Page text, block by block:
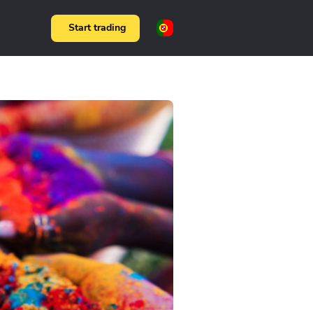
Start trading